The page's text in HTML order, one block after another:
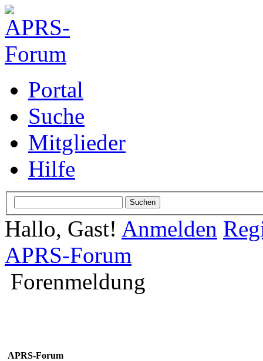
Portal
Suche
Mitglieder
Hilfe
Hallo, Gast! Anmelden
APRS-Forum
Forenmeldung
APRS-Forum